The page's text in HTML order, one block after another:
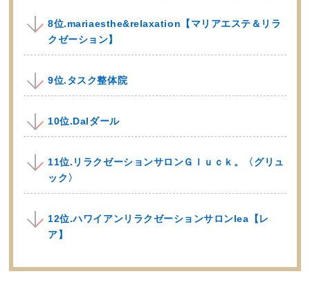
8位.mariaesthe&relaxation【マリアエステ＆リラ
クゼーション】
9位.タスク整体院
10位.Dalダール
11位.リラクゼーションサロンＧｌｕｃｋ。〈グリュ
ック〉
12位.ハワイアンリラクゼーションサロンlea【レ
ア】